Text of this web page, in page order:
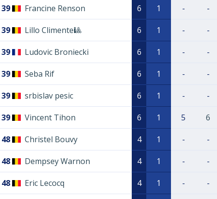
39 Francine Renson 6 1 - -
39 Lillo Climente🎱 6 1 - -
39 Ludovic Broniecki 6 1 - -
39 Seba Rif 6 1 - -
39 srbislav pesic 6 1 - -
39 Vincent Tihon 6 1 5 6
48 Christel Bouvy 4 1 - -
48 Dempsey Warnon 4 1 - -
48 Eric Lecocq 4 1 - -